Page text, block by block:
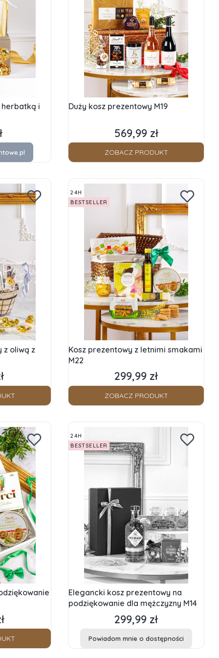
herbatką i
Duży kosz prezentowy M19
Cena
569,99 zł
ZOBACZ PRODUKT
z oliwą z
24H
BESTSELLER
Kosz prezentowy z letnimi smakami
M22
Cena
299,99 zł
ZOBACZ PRODUKT
24H
BESTSELLER
Elegancki kosz prezentowy na
podziękowanie dla mężczyzny M14
Cena
299,99 zł
Powiadom mnie o dostępności